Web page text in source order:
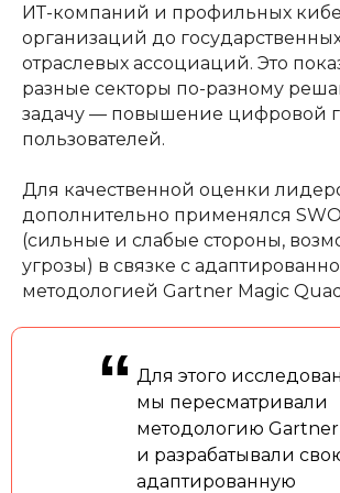
ИТ-компаний и профильных
организаций до
отраслевых ассоциаций. Это
разные секторы по-разному
задачу — повышение цифровой
пользователей.
Для качественной оценки
дополнительно применялся
(сильные и слабые стороны,
угрозы) в связке с
методологией Gartner Magic
Для этого
мы пересматривали
методологию Gartner
и разрабатывали
адаптированную
“